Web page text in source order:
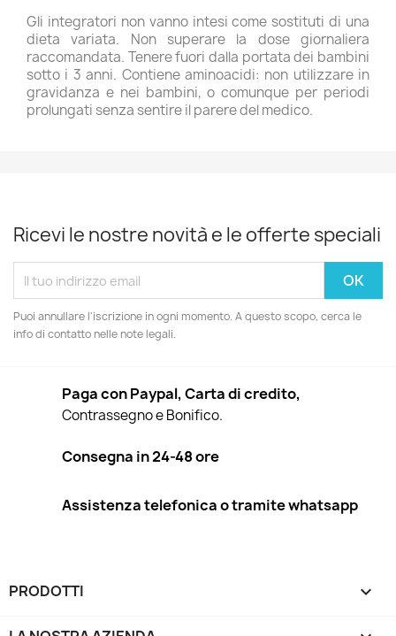
Gli integratori non vanno intesi come sostituti di una
dieta variata. Non superare la dose giornaliera
raccomandata. Tenere fuori dalla portata dei bambini
sotto i 3 anni. Contiene aminoacidi: non utilizzare in
gravidanza e nei bambini, o comunque per periodi
prolungati senza sentire il parere del medico.
Ricevi le nostre novità e le offerte speciali
Puoi annullare l'iscrizione in ogni momento. A questo scopo, cerca le
info di contatto nelle note legali.
Paga con Paypal, Carta di credito,
Contrassegno e Bonifico.
Consegna in 24-48 ore
Assistenza telefonica o tramite whatsapp
PRODOTTI 